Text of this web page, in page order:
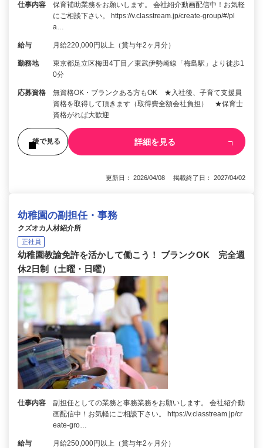
仕事内容
保育補助業務をお願いします。 会社紹介動画配信中！お気軽
にご相談下さい。 https://v.classtream.jp/create-group/#/pl
a…
給与 月給220,000円以上（賞与年2ヶ月分）
勤務地
東京都足立区梅田4丁目／東武伊勢崎線「梅島駅」より徒歩1
0分
応募資格
無資格OK・ブランクある方もOK ★入社後、子育て支援員
資格を取得して頂きます（取得費全額会社負担） ★保育士
資格がれば大歓迎
後で見る 詳細を見る
更新日： 2026/04/08 掲載終了日： 2027/04/02
幼稚園の副担任・事務
クズオカ人材紹介所
正社員
幼稚園教諭免許を活かして働こう！ ブランクOK 完全週
休2日制（土曜・日曜）
仕事内容
副担任としての業務と事務業務をお願いします。 会社紹介動
画配信中！お気軽にご相談下さい。 https://v.classtream.jp/cr
eate-gro…
給与 月給250,000円以上（賞与年2ヶ月分）